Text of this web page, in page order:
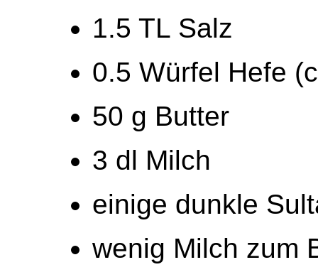
1.5 TL Salz
0.5 Würfel Hefe
50 g Butter
3 dl Milch
einige dunkle
wenig Milch zum